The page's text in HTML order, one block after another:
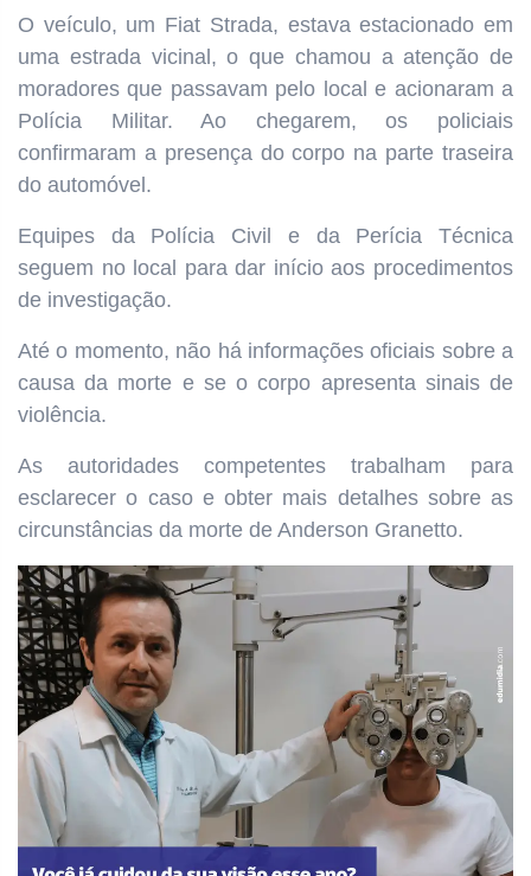
O veículo, um Fiat Strada, estava estacionado em
uma estrada vicinal, o que chamou a atenção de
moradores que passavam pelo local e acionaram a
Polícia Militar. Ao chegarem, os policiais
confirmaram a presença do corpo na parte traseira
do automóvel.
Equipes da Polícia Civil e da Perícia Técnica
seguem no local para dar início aos procedimentos
de investigação.
Até o momento, não há informações oficiais sobre a
causa da morte e se o corpo apresenta sinais de
violência.
As autoridades competentes trabalham para
esclarecer o caso e obter mais detalhes sobre as
circunstâncias da morte de Anderson Granetto.